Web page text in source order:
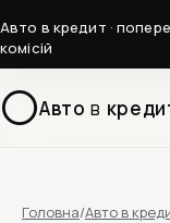
Авто в кредит ·
комісій
Авто в
Головна/Авто в